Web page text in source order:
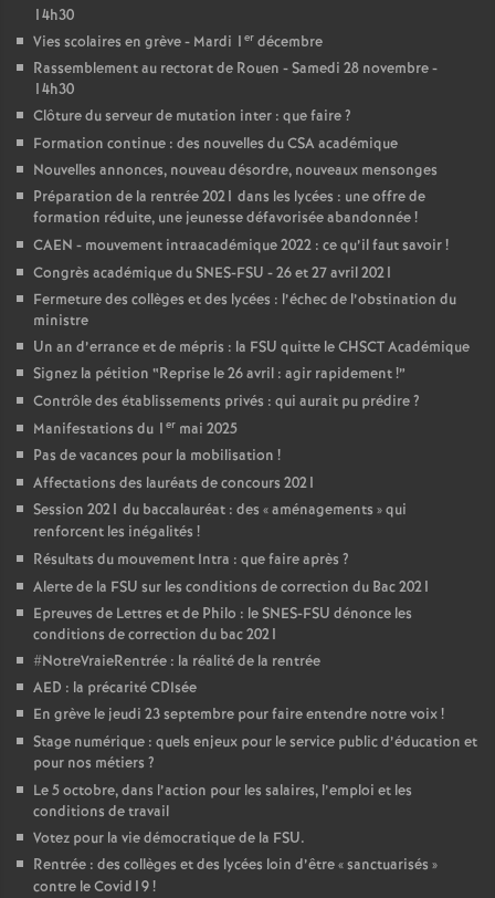
14h30
Vies scolaires en grève - Mardi 1 er décembre
Rassemblement au rectorat de Rouen - Samedi 28 novembre -
14h30
Clôture du serveur de mutation inter : que faire?
Formation continue : des nouvelles du CSA académique
Nouvelles annonces, nouveau désordre, nouveaux mensonges
Préparation de la rentrée 2021 dans les lycées : une offre de
formation réduite, une jeunesse défavorisée abandonnée!
CAEN - mouvement intraacadémique 2022 : ce qu’il faut savoir!
Congrès académique du SNES-FSU - 26 et 27 avril 2021
Fermeture des collèges et des lycées : l’échec de l’obstination du
ministre
Un an d’errance et de mépris : la FSU quitte le CHSCT Académique
Signez la pétition “Reprise le 26 avril : agir rapidement!”
Contrôle des établissements privés : qui aurait pu prédire?
Manifestations du 1 er mai 2025
Pas de vacances pour la mobilisation !
Affectations des lauréats de concours 2021
Session 2021 du baccalauréat : des «aménagements » qui
renforcent les inégalités !
Résultats du mouvement Intra : que faire après ?
Alerte de la FSU sur les conditions de correction du Bac 2021
Epreuves de Lettres et de Philo : le SNES-FSU dénonce les
conditions de correction du bac 2021
#NotreVraieRentrée : la réalité de la rentrée
AED : la précarité CDIsée
En grève le jeudi 23 septembre pour faire entendre notre voix!
Stage numérique : quels enjeux pour le service public d’éducation et
pour nos métiers ?
Le 5 octobre, dans l’action pour les salaires, l’emploi et les
conditions de travail
Votez pour la vie démocratique de la FSU.
Rentrée : des collèges et des lycées loin d’être «sanctuarisés »
contre le Covid19!